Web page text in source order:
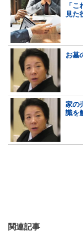
「
見た
お墓
家の
識を
関連記事